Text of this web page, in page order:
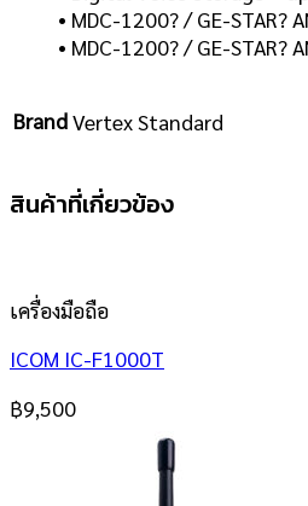
• MDC-1200? / GE-STAR?
• MDC-1200? / GE-STAR?
BrandVertex Standard
สินค้าที่เกี่ยวข้อง
เครื่องมือถือ
ICOM IC-F1000T
฿9,500